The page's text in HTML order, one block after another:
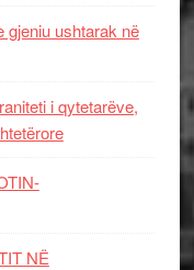
gjeniu ushtarak në
i qytetarëve,
NË